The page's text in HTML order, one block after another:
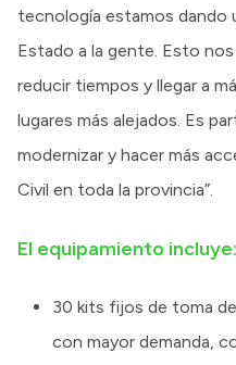
tecnología estamos dando
Estado a la gente. Esto
reducir tiempos y llegar a
lugares más alejados. Es
modernizar y hacer más
Civil en toda la provincia”.
El equipamiento incluye:
30 kits fijos de toma
con mayor demanda,